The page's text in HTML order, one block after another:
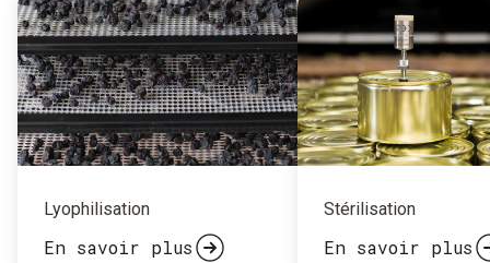
Lyophilisation
En savoir plus
Stérilisation
En savoir plus